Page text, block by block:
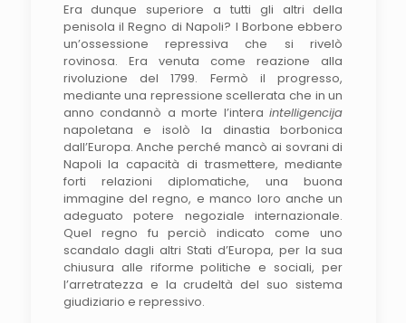
Era dunque superiore a tutti gli altri della
penisola il Regno di Napoli? I Borbone ebbero
un’ossessione repressiva che si rivelò
rovinosa. Era venuta come reazione alla
rivoluzione del 1799. Fermò il progresso,
mediante una repressione scellerata che in un
anno condannò a morte l’interaintelligencija
napoletana e isolò la dinastia borbonica
dall’Europa. Anche perché mancò ai sovrani di
Napoli la capacità di trasmettere, mediante
forti relazioni diplomatiche, una buona
immagine del regno, e manco loro anche un
adeguato potere negoziale internazionale.
Quel regno fu perciò indicato come uno
scandalo dagli altri Stati d’Europa, per la sua
chiusura alle riforme politiche e sociali, per
l’arretratezza e la crudeltà del suo sistema
giudiziario e repressivo.